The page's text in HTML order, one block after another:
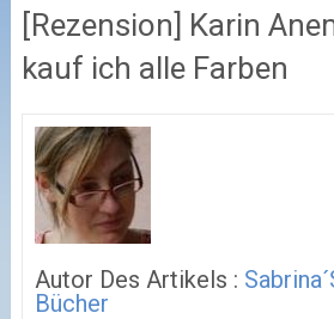
[Rezension] Karin
kauf ich alle Farben
Autor Des Artikels :
Bücher